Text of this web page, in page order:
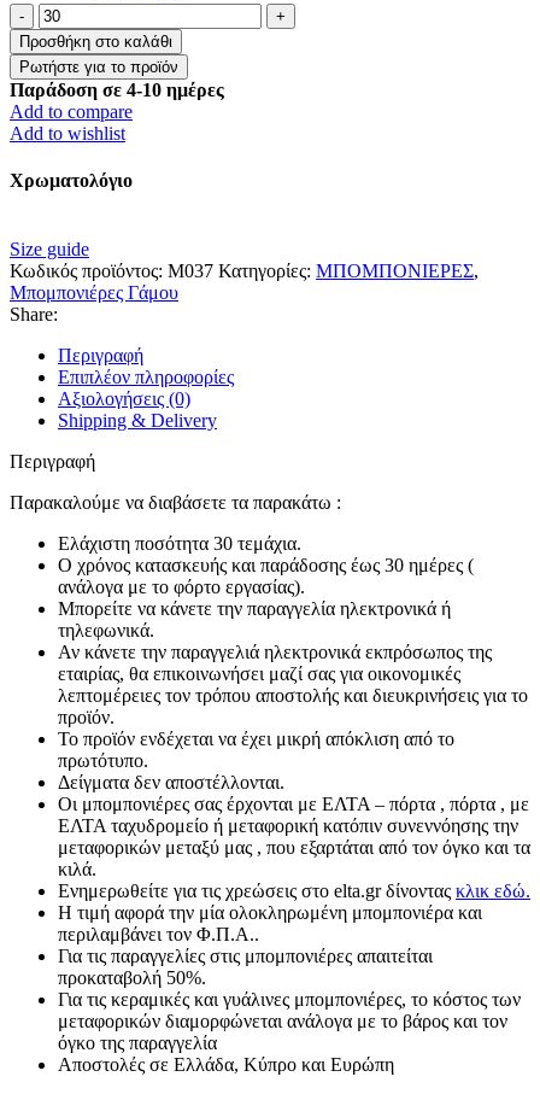
Μπομπονιέρα
βραχάκι
“Δέντρο
της
Ζωής”
ποσότητα
Προσθήκη στο καλάθι
Παράδοση σε 4-10 ημέρες
Add to compare
Add to wishlist
Χρωματολόγιο
Size guide
Κωδικός προϊόντος: M037 Κατηγορίες: ΜΠΟΜΠΟΝΙΕΡΕΣ,
Μπομπονιέρες Γάμου
Share:
Περιγραφή
Επιπλέον πληροφορίες
Αξιολογήσεις (0)
Shipping & Delivery
Περιγραφή
Παρακαλούμε να διαβάσετε τα παρακάτω :
Ελάχιστη ποσότητα 30 τεμάχια.
Ο χρόνος κατασκευής και παράδοσης έως 30 ημέρες (
ανάλογα με το φόρτο εργασίας).
Μπορείτε να κάνετε την παραγγελία ηλεκτρονικά ή
τηλεφωνικά.
Αν κάνετε την παραγγελιά ηλεκτρονικά εκπρόσωπος της
εταιρίας, θα επικοινωνήσει μαζί σας για οικονομικές
λεπτομέρειες τον τρόπου αποστολής και διευκρινήσεις για το
προϊόν.
Το προϊόν ενδέχεται να έχει μικρή απόκλιση από το
πρωτότυπο.
Δείγματα δεν αποστέλλονται.
Οι μπομπονιέρες σας έρχονται με ΕΛΤΑ – πόρτα , πόρτα , με
ΕΛΤΑ ταχυδρομείο ή μεταφορική κατόπιν συνεννόησης την
μεταφορικών μεταξύ μας , που εξαρτάται από τον όγκο και τα
κιλά.
Ενημερωθείτε για τις χρεώσεις στο elta.gr δίνοντας κλικ εδώ.
Η τιμή αφορά την μία ολοκληρωμένη μπομπονιέρα και
περιλαμβάνει τον Φ.Π.Α..
Για τις παραγγελίες στις μπομπονιέρες απαιτείται
προκαταβολή 50%.
Για τις κεραμικές και γυάλινες μπομπονιέρες, το κόστος των
μεταφορικών διαμορφώνεται ανάλογα με το βάρος και τον
όγκο της παραγγελία
Αποστολές σε Ελλάδα, Κύπρο και Ευρώπη